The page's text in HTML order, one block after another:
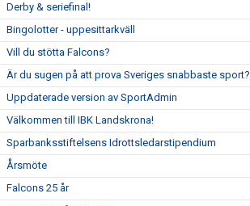
Derby & seriefinal!
Bingolotter - uppesittarkväll
Vill du stötta Falcons?
Är du sugen på att prova Sveriges snabbaste sport?
Uppdaterade version av SportAdmin
Välkommen till IBK Landskrona!
Sparbanksstiftelsens Idrottsledarstipendium
Årsmöte
Falcons 25 år